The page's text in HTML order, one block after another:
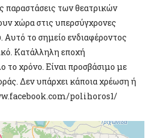
παραστάσεις των θεατρικών
χώρα στις υπερσύγχρονες
Αυτό το σημείο ενδιαφέροντος
Κατάλληλη εποχή
το χρόνο. Είναι προσβάσιμο με
Δεν υπάρχει κάποια χρέωση ή
polihoros1/